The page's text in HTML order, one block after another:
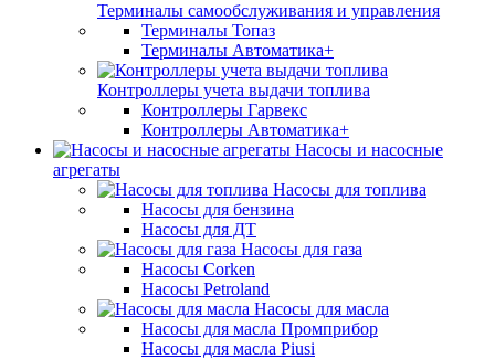
Терминалы самообслуживания и управления
Терминалы Топаз
Терминалы Автоматика+
Контроллеры учета выдачи топлива
Контроллеры Гарвекс
Контроллеры Автоматика+
Насосы и насосные
агрегаты
Насосы для топлива
Насосы для бензина
Насосы для ДТ
Насосы для газа
Насосы Corken
Насосы Petroland
Насосы для масла
Насосы для масла Промприбор
Насосы для масла Piusi